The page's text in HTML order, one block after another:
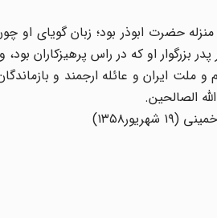
منزله حضرت ابوذر بود؛ زبان گویای
بزرگوار او که در راس پرهیزکاران
و ملت ایران و عائله ارجمند و
الصالحین.